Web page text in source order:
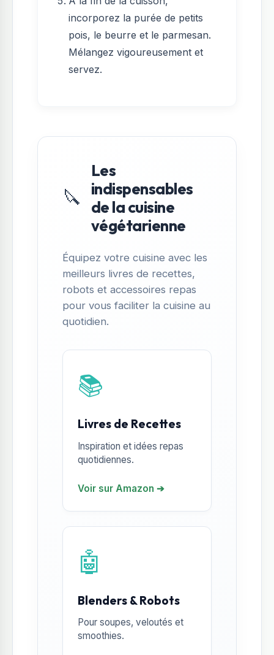
incorporez la purée de petits
pois, le beurre et le parmesan.
Mélangez vigoureusement et
servez.
🔪
Les
indispensables
de la cuisine
végétarienne
Équipez votre cuisine avec les
meilleurs livres de recettes,
robots et accessoires repas
pour vous faciliter la cuisine au
quotidien.
📚
Livres de Recettes
Inspiration et idées repas
quotidiennes.
Voir sur Amazon ➔
🤖
Blenders & Robots
Pour soupes, veloutés et
smoothies.